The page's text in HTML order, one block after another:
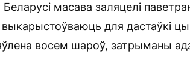
масава заляцелі
для дастаўкі
восем шароў, затрыманы